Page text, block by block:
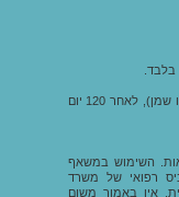
*בהשוואה לצורות המתן האחרות (עישון, אידוי או שמן), לאחר 120 יום
השימוש במשאף
רפואי של משרד
אין באמור משום